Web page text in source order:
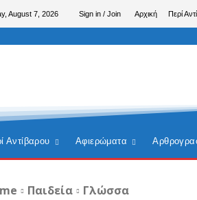
August 7, 2026 Sign in / Join Αρχική Περί
Αντίβαρου Αφιερώματα
Παιδεία Γλώσσα